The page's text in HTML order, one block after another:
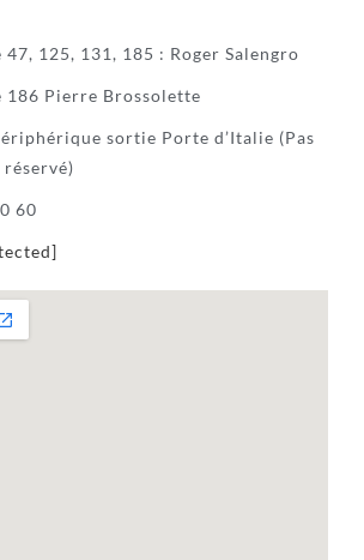
47, 125, 131, 185 : Roger Salengro
186 Pierre Brossolette
sortie Porte d’Italie (Pas
60